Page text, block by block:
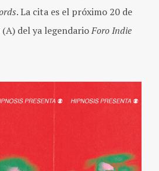
. La cita es el próximo 20 de
(A) del ya legendarioForo Indie